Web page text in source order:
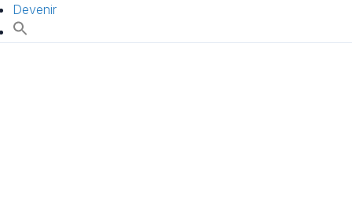
Devenir